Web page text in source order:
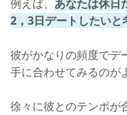
例えば、 あなたは休日
2，3日デートしたいと
彼がかなりの頻度でデ
手に合わせてみるのが
徐々に彼とのテンポが